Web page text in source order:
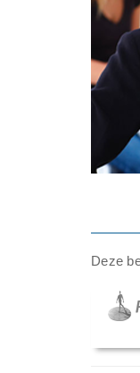
Deze